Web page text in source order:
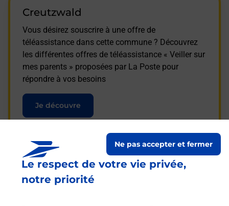
Le respect de votre vie privée,
notre priorité
Ne pas accepter et fermer
Creutzwald
Vous désirez souscrire à une offre de
téléassistance dans cette commune ? Découvrez
les différentes offres de téléassistance « Veiller sur
mes parents » proposées par La Poste pour
répondre à vos besoins
Je découvre
Questions fréquemment
posées